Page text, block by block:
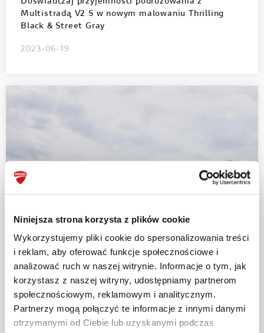
Niniejsza strona korzysta z plików cookie
Wykorzystujemy pliki cookie do spersonalizowania treści
i reklam, aby oferować funkcje społecznościowe i
analizować ruch w naszej witrynie. Informacje o tym, jak
korzystasz z naszej witryny, udostępniamy partnerom
społecznościowym, reklamowym i analitycznym.
Partnerzy mogą połączyć te informacje z innymi danymi
otrzymanymi od Ciebie lub uzyskanymi podczas
Multistradą V2 S w nowym malowaniu Thrilling
Black & Street Gray
2023-06-19